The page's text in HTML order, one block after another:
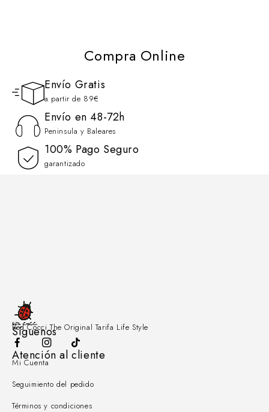
Compra Online
Envío Gratis
a partir de 89€
Envío en 48-72h
Peninsula y Baleares
100% Pago Seguro
garantizado
Red Cocci The Original Tarifa Life Style
Síguenos
Atención al cliente
Mi Cuenta
Seguimiento del pedido
Términos y condiciones